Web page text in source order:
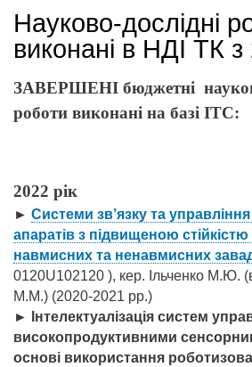
Науково-дослідні
виконані в НДІ ТК
ЗАВЕРШЕНІ бюджетні
роботи виконані на базі ІТС:
2022 рік
► Системи зв’язку та
апаратів з підвищеною
навмисних та ненавмисних
0120U102120 ), кер. Ільченко М.Ю.
М.М.) (2020-2021 рр.)
►
Інтелектуалізація систем
високопродуктивними
основі використання